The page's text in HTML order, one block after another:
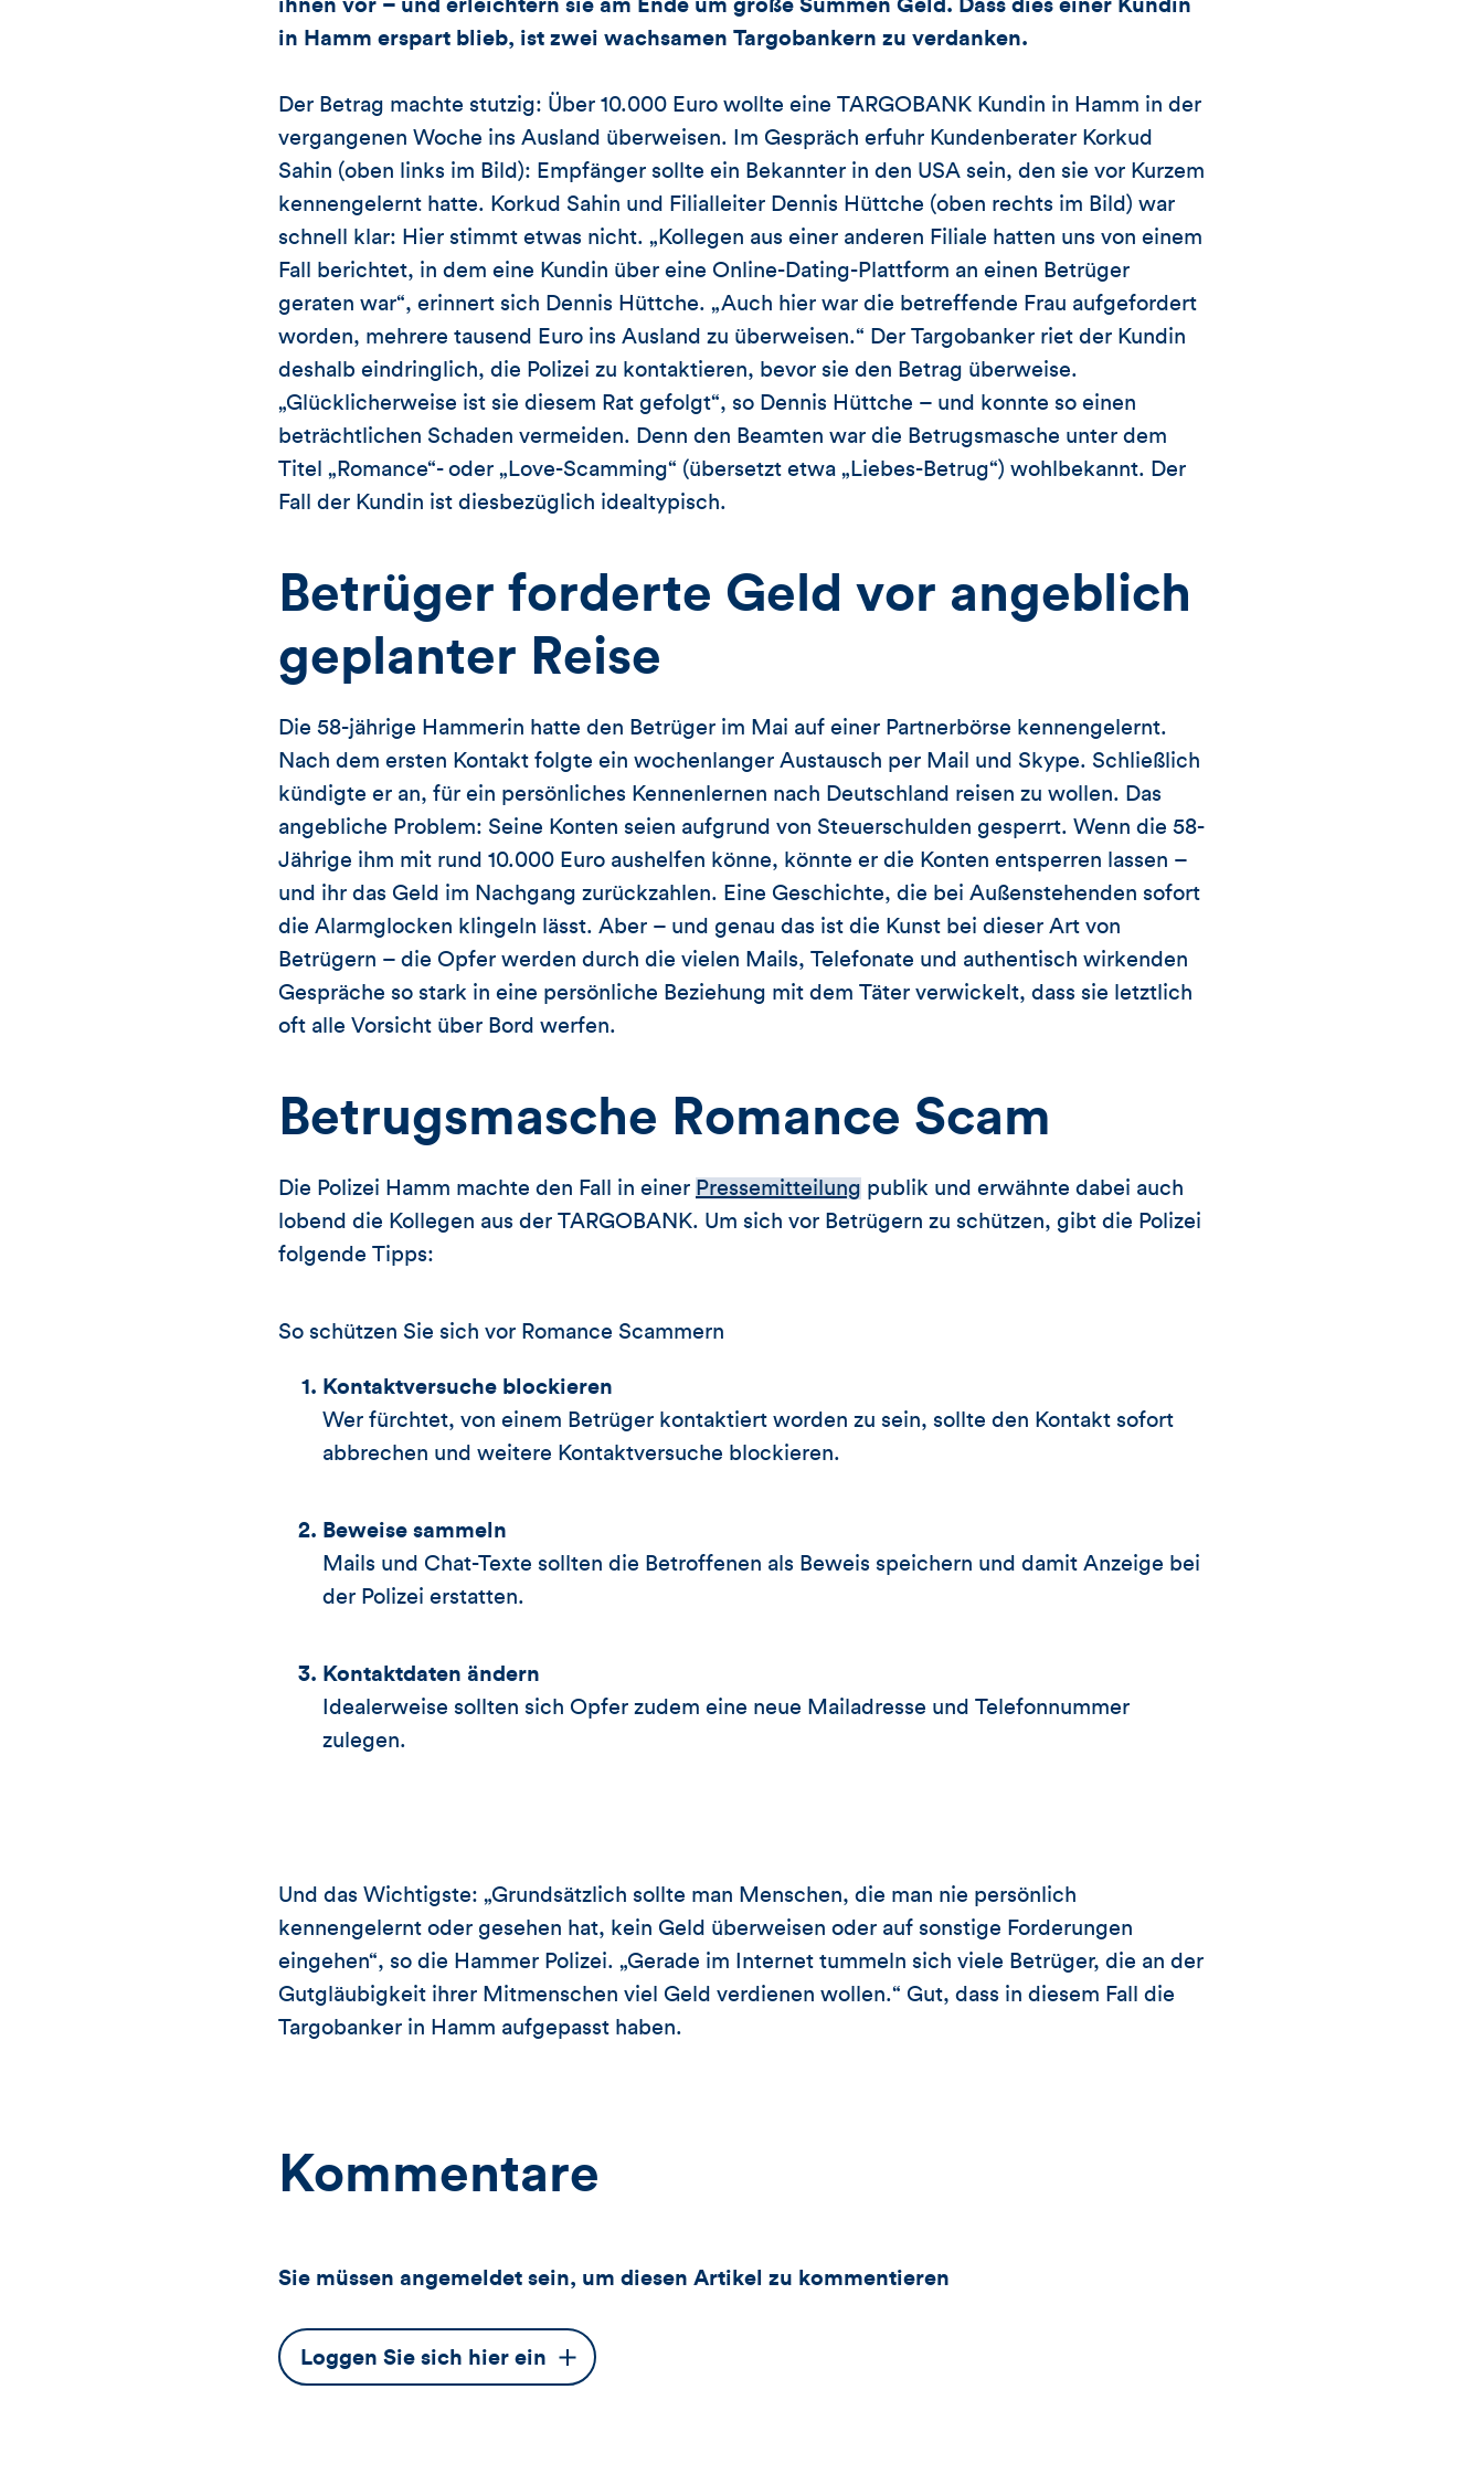
Artikels
ihnen vor – und erleichtern sie am Ende um große Summen Geld. Dass dies einer Kundin
in Hamm erspart blieb, ist zwei wachsamen Targobankern zu verdanken.
Der Betrag machte stutzig: Über 10.000 Euro wollte eine TARGOBANK Kundin in Hamm in der
vergangenen Woche ins Ausland überweisen. Im Gespräch erfuhr Kundenberater Korkud
Sahin (oben links im Bild): Empfänger sollte ein Bekannter in den USA sein, den sie vor Kurzem
kennengelernt hatte. Korkud Sahin und Filialleiter Dennis Hüttche (oben rechts im Bild) war
schnell klar: Hier stimmt etwas nicht. „Kollegen aus einer anderen Filiale hatten uns von einem
Fall berichtet, in dem eine Kundin über eine Online-Dating-Plattform an einen Betrüger
geraten war“, erinnert sich Dennis Hüttche. „Auch hier war die betreffende Frau aufgefordert
worden, mehrere tausend Euro ins Ausland zu überweisen.“ Der Targobanker riet der Kundin
deshalb eindringlich, die Polizei zu kontaktieren, bevor sie den Betrag überweise.
„Glücklicherweise ist sie diesem Rat gefolgt“, so Dennis Hüttche – und konnte so einen
beträchtlichen Schaden vermeiden. Denn den Beamten war die Betrugsmasche unter dem
Titel „Romance“- oder „Love-Scamming“ (übersetzt etwa „Liebes-Betrug“) wohlbekannt. Der
Fall der Kundin ist diesbezüglich idealtypisch.
Betrüger forderte Geld vor angeblich
geplanter Reise
Die 58-jährige Hammerin hatte den Betrüger im Mai auf einer Partnerbörse kennengelernt.
Nach dem ersten Kontakt folgte ein wochenlanger Austausch per Mail und Skype. Schließlich
kündigte er an, für ein persönliches Kennenlernen nach Deutschland reisen zu wollen. Das
angebliche Problem: Seine Konten seien aufgrund von Steuerschulden gesperrt. Wenn die 58-
Jährige ihm mit rund 10.000 Euro aushelfen könne, könnte er die Konten entsperren lassen –
und ihr das Geld im Nachgang zurückzahlen. Eine Geschichte, die bei Außenstehenden sofort
die Alarmglocken klingeln lässt. Aber – und genau das ist die Kunst bei dieser Art von
Betrügern – die Opfer werden durch die vielen Mails, Telefonate und authentisch wirkenden
Gespräche so stark in eine persönliche Beziehung mit dem Täter verwickelt, dass sie letztlich
oft alle Vorsicht über Bord werfen.
Betrugsmasche Romance Scam
Die Polizei Hamm machte den Fall in einer Pressemitteilung publik und erwähnte dabei auch
lobend die Kollegen aus der TARGOBANK. Um sich vor Betrügern zu schützen, gibt die Polizei
folgende Tipps:
So schützen Sie sich vor Romance Scammern
Kontaktversuche blockieren
Wer fürchtet, von einem Betrüger kontaktiert worden zu sein, sollte den Kontakt sofort
abbrechen und weitere Kontaktversuche blockieren.
Beweise sammeln
Mails und Chat-Texte sollten die Betroffenen als Beweis speichern und damit Anzeige bei
der Polizei erstatten.
Kontaktdaten ändern
Idealerweise sollten sich Opfer zudem eine neue Mailadresse und Telefonnummer
zulegen.
Und das Wichtigste: „Grundsätzlich sollte man Menschen, die man nie persönlich
kennengelernt oder gesehen hat, kein Geld überweisen oder auf sonstige Forderungen
eingehen“, so die Hammer Polizei. „Gerade im Internet tummeln sich viele Betrüger, die an der
Gutgläubigkeit ihrer Mitmenschen viel Geld verdienen wollen.“ Gut, dass in diesem Fall die
Targobanker in Hamm aufgepasst haben.
Kommentare
Sie müssen angemeldet sein, um diesen Artikel zu kommentieren
Dieser
Button
Loggen Sie sich hier ein